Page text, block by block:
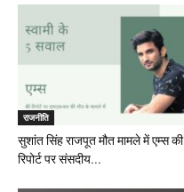
राजनीति
सुशांत सिंह राजपूत मौत मामले में एम्स की
रिपोर्ट पर संसदीय...